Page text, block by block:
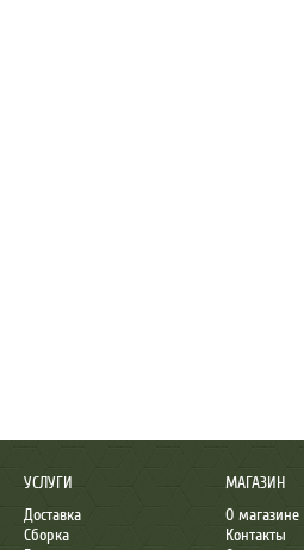
УСЛУГИ
Доставка
Сборка
МАГАЗИН
О магазине
Контакты